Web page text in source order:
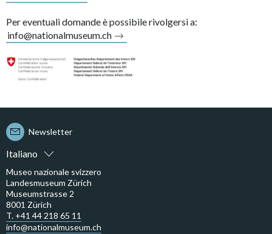
Per eventuali domande è possibile rivolgersi a:
info@nationalmuseum.ch
Italiano
Newsletter
Museo nazionale svizzero
Landesmuseum Zürich
Museumstrasse 2
8001 Zürich
T. +41 44 218 65 11
info@nationalmuseum.ch